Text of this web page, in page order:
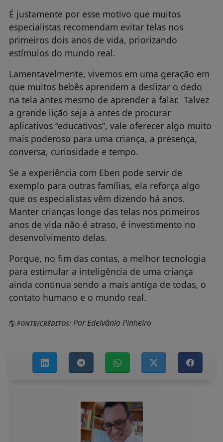
É justamente por esse motivo que muitos
especialistas recomendam evitar telas nos
primeiros dois anos de vida, priorizando
estímulos do mundo real.
Lamentavelmente, vivemos em uma geração em
que muitos bebês aprendem a deslizar o dedo
na tela antes mesmo de aprender a falar. Talvez
a grande lição seja a antes de procurar
aplicativos “educativos”, vale oferecer algo muito
mais poderoso para uma criança, a presença,
conversa, curiosidade e tempo.
Se a experiência com Eben pode servir de
exemplo para outras famílias, ela reforça algo
que os especialistas vêm dizendo há anos.
Manter crianças longe das telas nos primeiros
anos de vida não é atraso, é investimento no
desenvolvimento delas.
Porque, no fim das contas, a melhor tecnologia
para estimular a inteligência de uma criança
ainda continua sendo a mais antiga de todas, o
contato humano e o mundo real.
FONTE/CRÉDITOS:Por Edelvânio Pinheiro